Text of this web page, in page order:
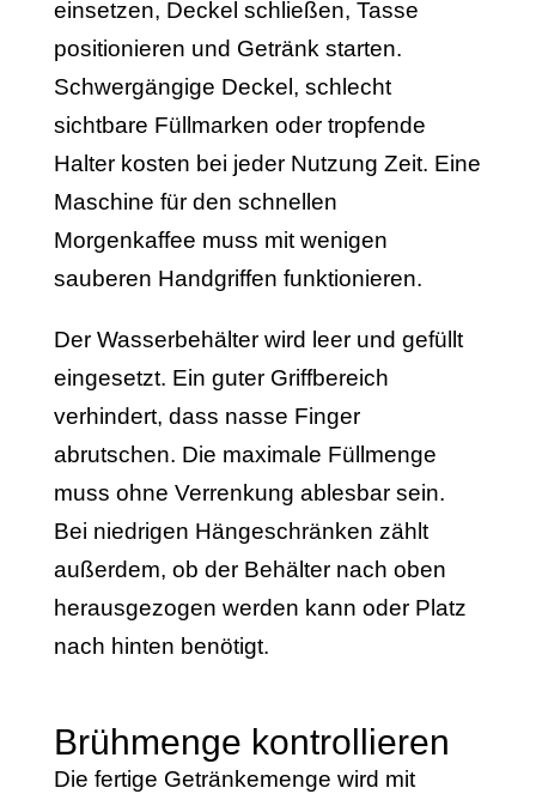
einsetzen, Deckel schließen, Tasse
positionieren und Getränk starten.
Schwergängige Deckel, schlecht
sichtbare Füllmarken oder tropfende
Halter kosten bei jeder Nutzung Zeit. Eine
Maschine für den schnellen
Morgenkaffee muss mit wenigen
sauberen Handgriffen funktionieren.
Der Wasserbehälter wird leer und gefüllt
eingesetzt. Ein guter Griffbereich
verhindert, dass nasse Finger
abrutschen. Die maximale Füllmenge
muss ohne Verrenkung ablesbar sein.
Bei niedrigen Hängeschränken zählt
außerdem, ob der Behälter nach oben
herausgezogen werden kann oder Platz
nach hinten benötigt.
Brühmenge kontrollieren
Die fertige Getränkemenge wird mit